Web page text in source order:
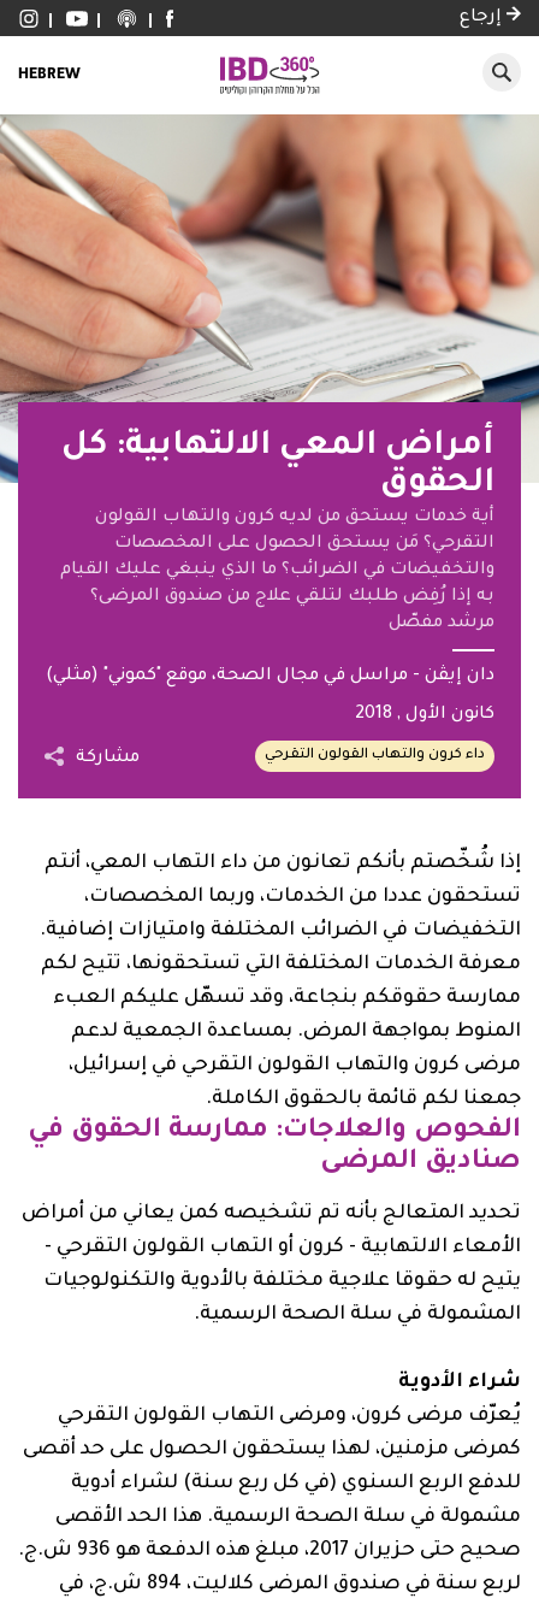
إرجاع
HEBREW
أمراض المعي الالتهابية: كل
الحقوق
أية خدمات يستحق من لديه كرون والتهاب القولون
التقرحي؟ مَن يستحق الحصول على المخصصات
والتخفيضات في الضرائب؟ ما الذي ينبغي عليك القيام
به إذا رُفِض طلبك لتلقي علاج من صندوق المرضى؟
مرشد مفصّل
كانون الأول, 2018
داء كرون والتهاب القولون التقرحي مشاركة
إذا شُخّصتم بأنكم تعانون من داء التهاب المعي، أنتم
تستحقون عددا من الخدمات، وربما المخصصات،
التخفيضات في الضرائب المختلفة وامتيازات إضافية.
معرفة الخدمات المختلفة التي تستحقونها، تتيح لكم
ممارسة حقوقكم بنجاعة، وقد تسهّل عليكم العبء
المنوط بمواجهة المرض. بمساعدة الجمعية لدعم
مرضى كرون والتهاب القولون التقرحي في إسرائيل،
جمعنا لكم قائمة بالحقوق الكاملة.
الفحوص والعلاجات: ممارسة الحقوق في
صناديق المرضى
تحديد المتعالج بأنه تم تشخيصه كمن يعاني من أمراض
الأمعاء الالتهابية - كرون أو التهاب القولون التقرحي -
يتيح له حقوقا علاجية مختلفة بالأدوية والتكنولوجيات
المشمولة في سلة الصحة الرسمية.
شراء الأدوية
يُعرّف مرضى كرون، ومرضى التهاب القولون التقرحي
كمرضى مزمنين، لهذا يستحقون الحصول على حد أقصى
للدفع الربع السنوي (في كل ربع سنة) لشراء أدوية
مشمولة في سلة الصحة الرسمية. هذا الحد الأقصى
صحيح حتى حزيران 2017، مبلغ هذه الدفعة هو 936 ش.ج.
لربع سنة في صندوق المرضى كلاليت، 894 ش.ج، في